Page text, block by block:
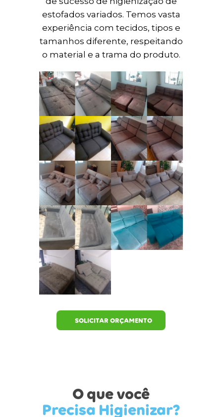
estofados variados. Temos vasta
experiência com tecidos, tipos e
tamanhos diferente, respeitando
o material e a trama do produto.
SOLICITAR ORÇAMENTO
O que você
Precisa Higienizar?